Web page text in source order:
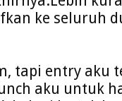
ke seluruh
tapi entry aku
aku untuk